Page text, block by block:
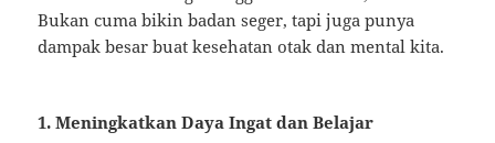
Bukan cuma bikin badan seger, tapi juga punya
dampak besar buat kesehatan otak dan mental kita.
1. Meningkatkan Daya Ingat dan Belajar